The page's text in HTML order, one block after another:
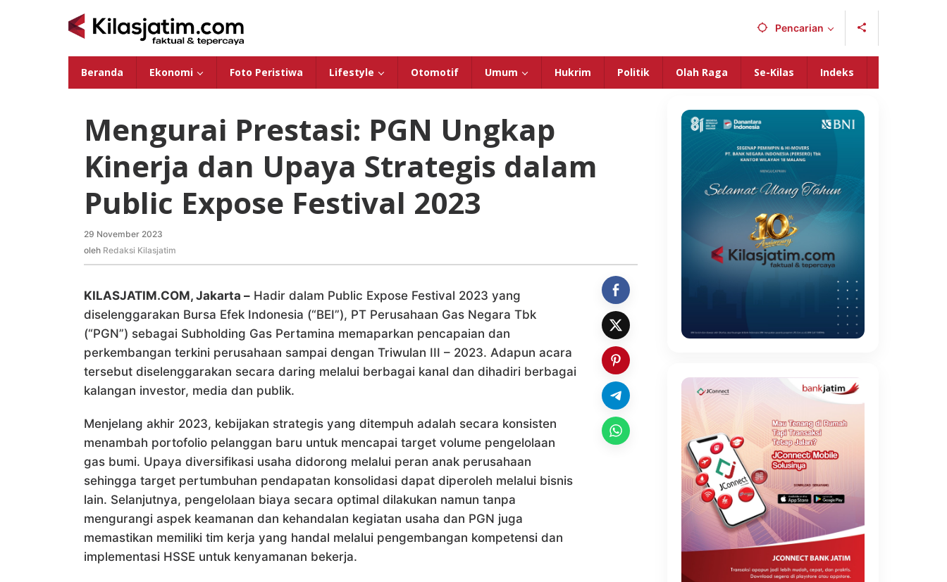
Pencarian
Beranda Ekonomi Foto Peristiwa Lifestyle Otomotif Umum Hukrim Politik Olah Raga Se-Kilas Indeks
Mengurai Prestasi: PGN Ungkap
Kinerja dan Upaya Strategis dalam
Public Expose Festival 2023
29 November 2023
Redaksi
oleh Redaksi Kilasjatim
KILASJATIM.COM, Jakarta – Hadir dalam Public Expose Festival 2023 yang
diselenggarakan Bursa Efek Indonesia (“BEI”), PT Perusahaan Gas Negara Tbk
(“PGN”) sebagai Subholding Gas Pertamina memaparkan pencapaian dan
perkembangan terkini perusahaan sampai dengan Triwulan III – 2023. Adapun acara
tersebut diselenggarakan secara daring melalui berbagai kanal dan dihadiri berbagai
kalangan investor, media dan publik.
Menjelang akhir 2023, kebijakan strategis yang ditempuh adalah secara konsisten
menambah portofolio pelanggan baru untuk mencapai target volume pengelolaan
gas bumi. Upaya diversifikasi usaha didorong melalui peran anak perusahaan
sehingga target pertumbuhan pendapatan konsolidasi dapat diperoleh melalui bisnis
lain. Selanjutnya, pengelolaan biaya secara optimal dilakukan namun tanpa
mengurangi aspek keamanan dan kehandalan kegiatan usaha dan PGN juga
memastikan memiliki tim kerja yang handal melalui pengembangan kompetensi dan
implementasi HSSE untuk kenyamanan bekerja.